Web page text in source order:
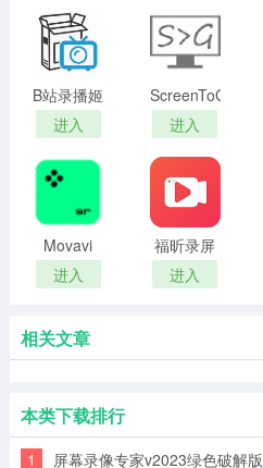
B站录播姬
最新版
进入
ScreenToGIF(视
频转GIF
软件)
进入
Movavi
Screen
Recorder
进入
福昕录屏
大师免费
版
进入
相关文章
本类下载排行
1 屏幕录像专家v2023绿色破解版